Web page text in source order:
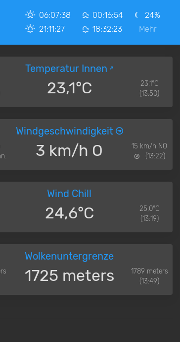
06:07:38
21:11:27
00:16:54
18:32:23
24%
Mehr
Temperatur Innen
23,1°C
23,1°C
(13:50)
Windgeschwindigkeit
3 km/h O
15 km/h NO
(13:22)
Wind Chill
24,6°C
25,0°C
(13:19)
Wolkenuntergrenze
1725 meters
1789 meters
(13:49)